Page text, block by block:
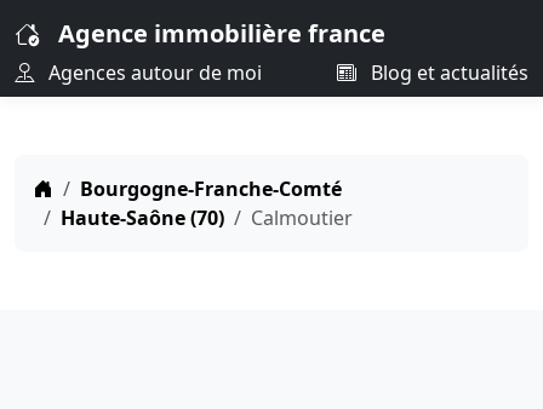
Agence immobilière france
Agences autour de moi Blog et actualités
Bourgogne-Franche-Comté
Haute-Saône (70)
Calmoutier